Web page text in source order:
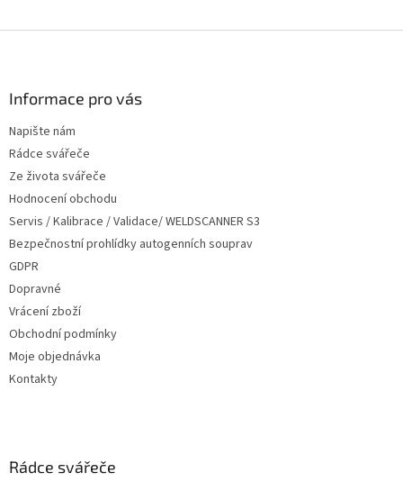
Informace pro vás
Napište nám
Rádce svářeče
Ze života svářeče
Hodnocení obchodu
Servis / Kalibrace / Validace/ WELDSCANNER S3
Bezpečnostní prohlídky autogenních souprav
GDPR
Dopravné
Vrácení zboží
Obchodní podmínky
Moje objednávka
Kontakty
Rádce svářeče